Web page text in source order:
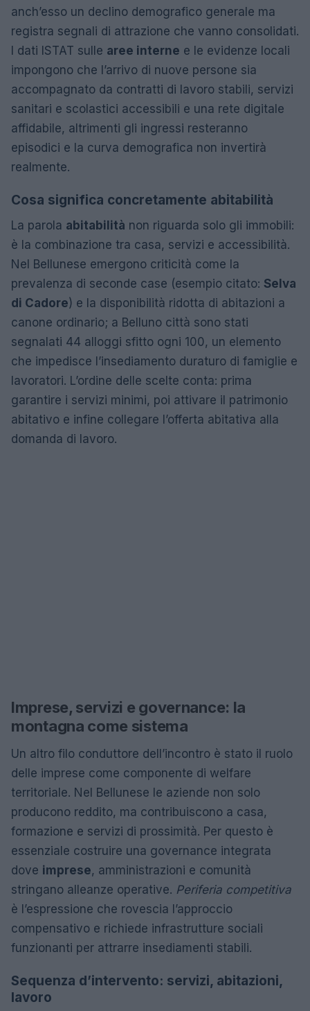
anch’esso un declino demografico generale ma
registra segnali di attrazione che vanno consolidati.
I dati ISTAT sulle aree interne e le evidenze locali
impongono che l’arrivo di nuove persone sia
accompagnato da contratti di lavoro stabili, servizi
sanitari e scolastici accessibili e una rete digitale
affidabile, altrimenti gli ingressi resteranno
episodici e la curva demografica non invertirà
realmente.
Cosa significa concretamente abitabilità
La parola abitabilità non riguarda solo gli immobili:
è la combinazione tra casa, servizi e accessibilità.
Nel Bellunese emergono criticità come la
prevalenza di seconde case (esempio citato: Selva
di Cadore) e la disponibilità ridotta di abitazioni a
canone ordinario; a Belluno città sono stati
segnalati 44 alloggi sfitto ogni 100, un elemento
che impedisce l’insediamento duraturo di famiglie e
lavoratori. L’ordine delle scelte conta: prima
garantire i servizi minimi, poi attivare il patrimonio
abitativo e infine collegare l’offerta abitativa alla
domanda di lavoro.
Imprese, servizi e governance: la
montagna come sistema
Un altro filo conduttore dell’incontro è stato il ruolo
delle imprese come componente di welfare
territoriale. Nel Bellunese le aziende non solo
producono reddito, ma contribuiscono a casa,
formazione e servizi di prossimità. Per questo è
essenziale costruire una governance integrata
dove imprese, amministrazioni e comunità
stringano alleanze operative. Periferia competitiva
è l’espressione che rovescia l’approccio
compensativo e richiede infrastrutture sociali
funzionanti per attrarre insediamenti stabili.
Sequenza d’intervento: servizi, abitazioni,
lavoro